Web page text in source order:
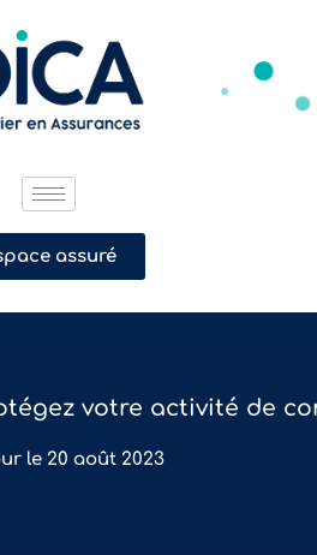
assuré
votre activité de
le 20 août 2023